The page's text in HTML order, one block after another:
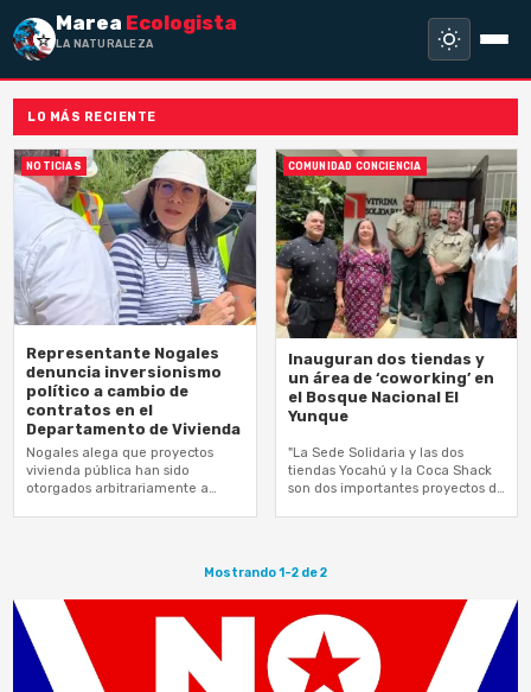
Marea Ecologista
LA NATURALEZA NO
LO MÁS RECIENTE
NOTICIAS
Representante Nogales
denuncia inversionismo
político a cambio de
contratos en el
Departamento de Vivienda
Nogales alega que proyectos
vivienda pública han sido
otorgados arbitrariamente a
COMUNIDAD CONCIENCIA
Inauguran dos tiendas y
un área de ‘coworking’ en
el Bosque Nacional El
Yunque
"La Sede Solidaria y las dos
tiendas Yocahú y la Coca Shack
son dos importantes proyectos de
Mostrando 1-2 de 2